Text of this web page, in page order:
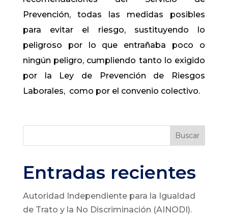
Prevención, todas las medidas posibles
para evitar el riesgo, sustituyendo lo
peligroso por lo que entrañaba poco o
ningún peligro, cumpliendo tanto lo exigido
por la Ley de Prevención de Riesgos
Laborales, como por el convenio colectivo.
Buscar
Entradas recientes
Autoridad Independiente para la Igualdad
de Trato y la No Discriminación (AINODI).